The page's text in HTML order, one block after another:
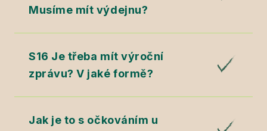
Musíme mít výdejnu?
S16 Je třeba mít výroční
zprávu? V jaké formě?
Jak je to s očkováním u